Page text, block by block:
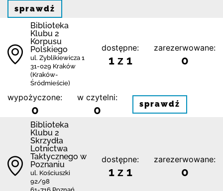
sprawdź
Biblioteka
Klubu 2
Korpusu
Polskiego
ul. Zyblikiewicza 1
31-029 Kraków
(Kraków-
Śródmieście)
dostępne:
1 z 1
zarezerwowane:
0
wypożyczone:
0
w czytelni:
0 sprawdź
Biblioteka
Klubu 2
Skrzydła
Lotnictwa
Taktycznego w
Poznaniu
ul. Kościuszki
92/98
dostępne:
1 z 1
zarezerwowane:
0